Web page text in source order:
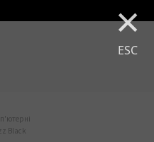
×
ESC
Black